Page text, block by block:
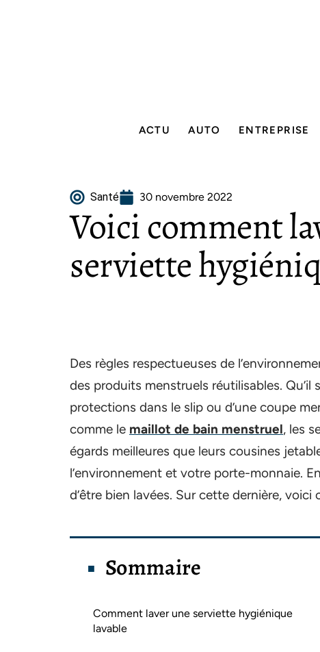
ACTU AUTO ENTREPRISE
Santé 30 novembre 2022
Voici comment
serviette
Des règles respectueuses de
des produits menstruels réutilisables. Qu’il
protections dans le slip ou d’une coupe
comme le maillot de bain menstruel, les
égards meilleures que leurs cousines
l’environnement et votre porte-monnaie.
d’être bien lavées. Sur cette dernière, voici
Sommaire
Comment laver une serviette hygiénique
lavable